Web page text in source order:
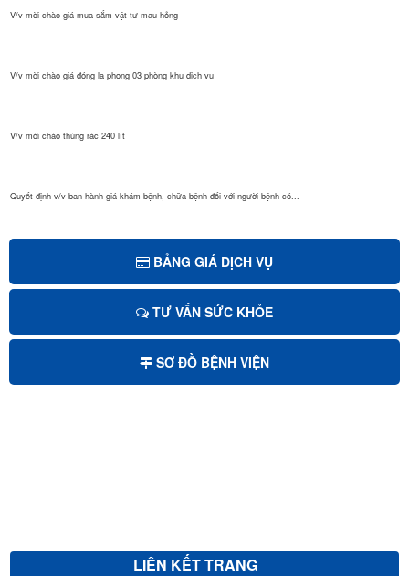
V/v mời chào giá mua sắm vật tư mau hỏng
V/v mời chào giá đóng la phong 03 phòng khu dịch vụ
V/v mời chào thùng rác 240 lít
Quyết định v/v ban hành giá khám bệnh, chữa bệnh đối với người bệnh có...
Quyết định Giá dịch vụ khám bệnh, chữa bệnh theo yêu cầu áp dụng tại B...
Mời chào giá sửa chữa, cải tạo và nâng nền sảnh chính bệnh viện...
Mời chào giá bảo trì hệ thống xử lý nước thải
V/v mời chào giá mua sắm văn phòng phẩm
BẢNG GIÁ DỊCH VỤ
TƯ VẤN SỨC KHỎE
SƠ ĐỒ BỆNH VIỆN
LIÊN KẾT TRANG